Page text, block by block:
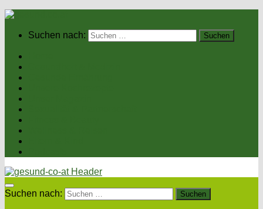
Suchen nach:
Suchen nach: